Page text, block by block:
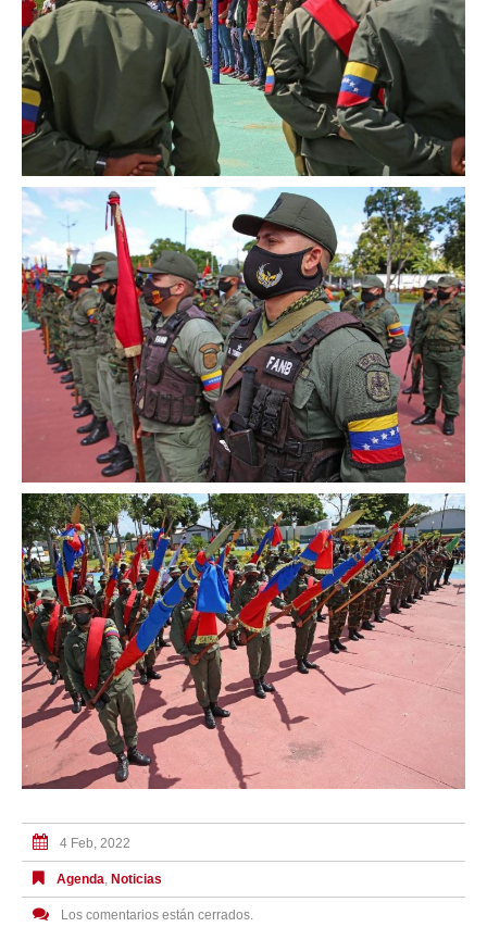
4 Feb, 2022
Agenda Noticias
Los comentarios están cerrados.